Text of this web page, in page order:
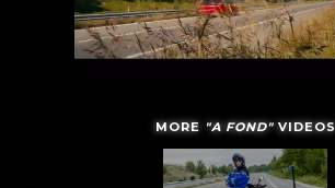
MORE "A FOND"VIDEOS